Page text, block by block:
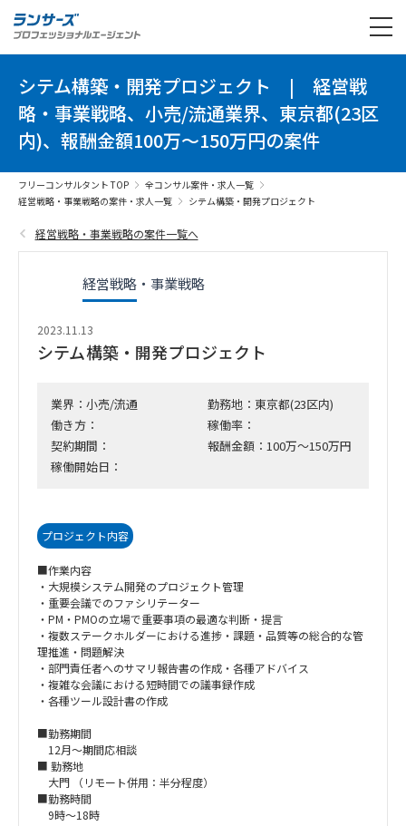
シテム構築・開発プロジェクト | 経営戦
略・事業戦略、小売/流通業界、東京都(23区
内)、報酬金額100万～150万円の案件
フリーコンサルタント TOP
全コンサル案件・求人一覧
経営戦略・事業戦略の案件・求人一覧
シテム構築・開発プロジェクト
経営戦略・事業戦略の案件一覧へ
経営戦略・事業戦略
2023.11.13
シテム構築・開発プロジェクト
業界：小売/流通
働き方：
契約期間：
稼働開始日：
勤務地：東京都(23区内)
稼働率：
報酬金額：100万～150万円
プロジェクト内容
■作業内容
・大規模システム開発のプロジェクト管理
・重要会議でのファシリテーター
・PM・PMOの立場で重要事項の最適な判断・提言
・複数ステークホルダーにおける進捗・課題・品質等の総合的な管
理推進・問題解決
・部門責任者へのサマリ報告書の作成・各種アドバイス
・複雑な会議における短時間での議事録作成
・各種ツール設計書の作成
■勤務期間
12月～期間応相談
■ 勤務地
大門 （リモート併用：半分程度）
■勤務時間
9時～18時